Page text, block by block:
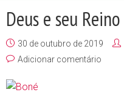
Deus e seu Reino
30 de outubro de 2019
Adicionar comentário